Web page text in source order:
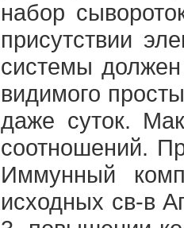
набор
присутствии
системы
видимого
даже суток.
соотношений.
Иммунный
исходных св-в